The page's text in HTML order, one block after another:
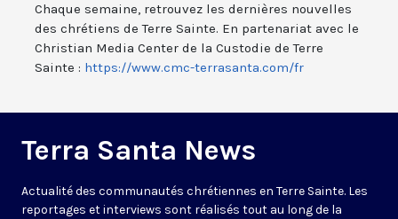
Chaque semaine, retrouvez les dernières nouvelles
des chrétiens de Terre Sainte. En partenariat avec le
Christian Media Center de la Custodie de Terre
Sainte : https://www.cmc-terrasanta.com/fr
Terra Santa News
Actualité des communautés chrétiennes en Terre Sainte. Les
reportages et interviews sont réalisés tout au long de la